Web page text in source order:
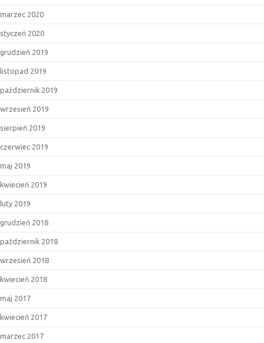
marzec 2020
styczeń 2020
grudzień 2019
listopad 2019
październik 2019
wrzesień 2019
sierpień 2019
czerwiec 2019
maj 2019
kwiecień 2019
luty 2019
grudzień 2018
październik 2018
wrzesień 2018
kwiecień 2018
maj 2017
kwiecień 2017
marzec 2017